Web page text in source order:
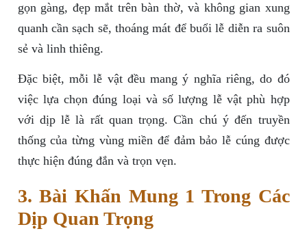
gọn gàng, đẹp mắt trên bàn thờ, và không gian xung
quanh cần sạch sẽ, thoáng mát để buổi lễ diễn ra suôn
sẻ và linh thiêng.
Đặc biệt, mỗi lễ vật đều mang ý nghĩa riêng, do đó
việc lựa chọn đúng loại và số lượng lễ vật phù hợp
với dịp lễ là rất quan trọng. Cần chú ý đến truyền
thống của từng vùng miền để đảm bảo lễ cúng được
thực hiện đúng đắn và trọn vẹn.
3. Bài Khấn Mung 1 Trong Các
Dịp Quan Trọng